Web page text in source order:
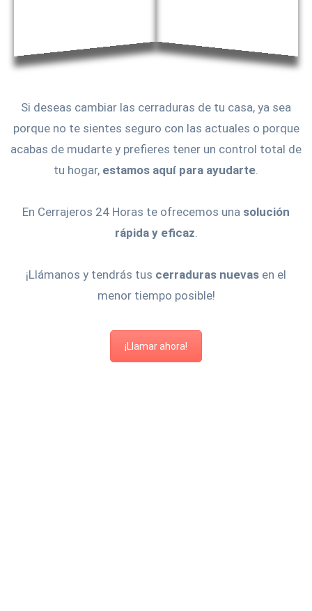
Si deseas cambiar las cerraduras de tu casa, ya sea
porque no te sientes seguro con las actuales o porque
acabas de mudarte y prefieres tener un control total de
tu hogar, estamos aquí para ayudarte.
En Cerrajeros 24 Horas te ofrecemos una solución
rápida y eficaz.
¡Llámanos y tendrás tus cerraduras nuevas en el
menor tiempo posible!
¡Llamar ahora!